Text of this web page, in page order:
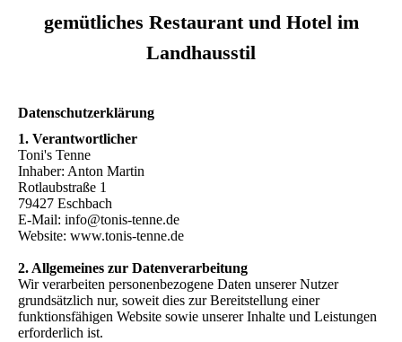
gemütliches Restaurant und Hotel im
Landhausstil
Datenschutzerklärung
1. Verantwortlicher
Toni's Tenne
Inhaber: Anton Martin
Rotlaubstraße 1
79427 Eschbach
E-Mail: info@tonis-tenne.de
Website: www.tonis-tenne.de
2. Allgemeines zur Datenverarbeitung
Wir verarbeiten personenbezogene Daten unserer Nutzer
grundsätzlich nur, soweit dies zur Bereitstellung einer
funktionsfähigen Website sowie unserer Inhalte und Leistungen
erforderlich ist.